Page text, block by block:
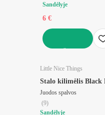
Sandėlyje
6 €
Little Nice Things
Stalo kilimėlis Black
Juodos spalvos
(9)
Sandėlyje